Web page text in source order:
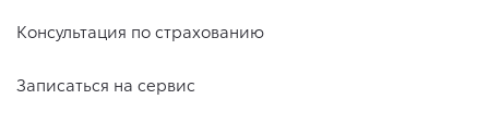
Консультация по страхованию
Записаться на сервис